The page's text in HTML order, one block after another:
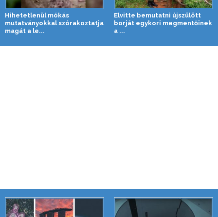
Hihetetlenül mókás
mutatványokkal szórakoztatja
magát a le...
Elvitte bemutatni újszülött
borját egykori megmentőinek
a ...